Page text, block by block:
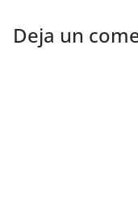
Deja un